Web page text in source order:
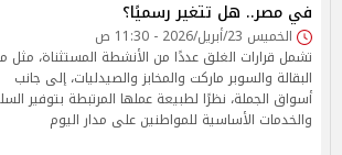
في مصر.. هل تتغير رسميًا؟
الخميس 23/أبريل/2026 - 11:30 ص
تشمل قرارات الغلق عددًا من الأنشطة المستثناة، مثل
البقالة والسوبر ماركت والمخابز والصيدليات، إلى جانب
أسواق الجملة، نظرًا لطبيعة عملها المرتبطة بتوفير
والخدمات الأساسية للمواطنين على مدار اليوم